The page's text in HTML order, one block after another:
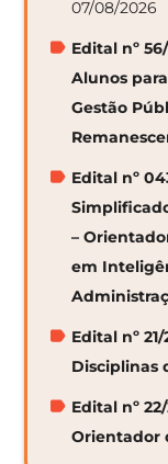
07/08/2026
Edital nº
Alunos
Gestão
Edital nº
–
em
Edital nº
Disciplinas
Edital nº
Orientador